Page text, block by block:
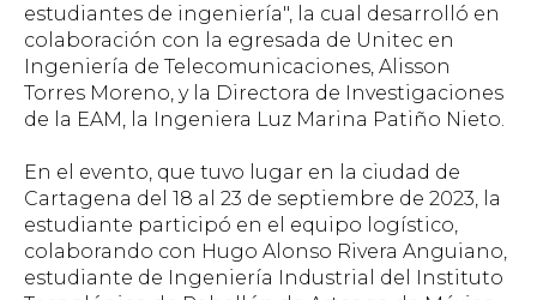
estudiantes de ingeniería", la cual desarrolló en
colaboración con la egresada de Unitec en
Ingeniería de Telecomunicaciones, Alisson
Torres Moreno, y la Directora de Investigaciones
de la EAM, la Ingeniera Luz Marina Patiño Nieto.
En el evento, que tuvo lugar en la ciudad de
Cartagena del 18 al 23 de septiembre de 2023, la
estudiante participó en el equipo logístico,
colaborando con Hugo Alonso Rivera Anguiano,
estudiante de Ingeniería Industrial del Instituto